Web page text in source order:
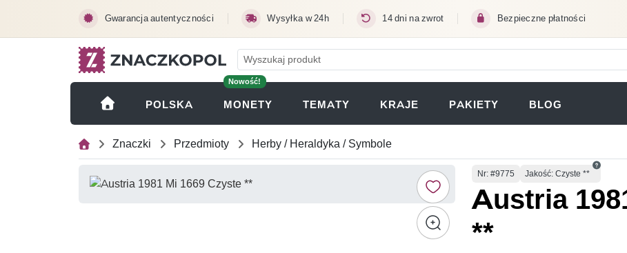
Gwarancja autentyczności Wysyłka w 24h 14 dni na zwrot Bezpieczne płatności
POLSKA
Nowość!
MONETY (OTWIERA SIĘ W NOWEJ KARCIE)
TEMATY KRAJE PAKIETY BLOG
Znaczki Przedmioty Herby / Heraldyka / Symbole
Numer
Nr: #9775 Jakość: Czyste **
Austria
**